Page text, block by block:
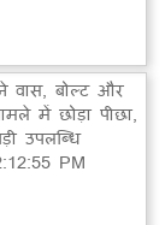
वास, बोल्ट और
में छोड़ा पीछा,
उपलब्धि
PM